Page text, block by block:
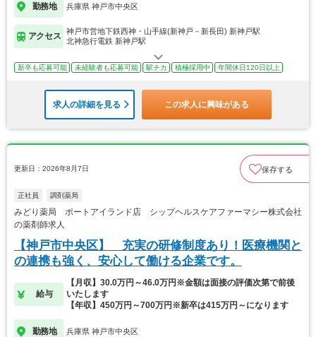
勤務地 兵庫県 神戸市中央区
アクセス
神戸市営地下鉄西神・山手線(新神戸－新長田) 新神戸駅
北神急行電鉄 新神戸駅
新卒も応募可能 未経験者も応募可能 駅チカ 積極採用中 年間休日120日以上
求人の詳細を見る この求人に興味がある
更新日：2026年8月7日 保存する
正社員 調剤薬局
みどり薬局 ポートアイランド店 シップヘルスケアファーマシー株式会社
の薬剤師求人
【神戸市中央区】 充実の研修制度あり！医療機関と
の連携も強く、安心して働ける企業です。
給与
【月収】30.0万円～46.0万円※金額は面接の評価次第で前後
いたします
【年収】450万円～700万円※新卒は415万円～になります
勤務地 兵庫県 神戸市中央区